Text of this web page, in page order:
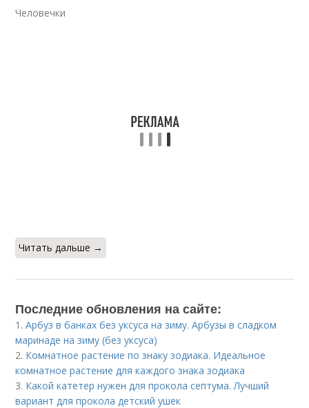
Человечки
Читать дальше →
Последние обновления на сайте:
1.Арбуз в банках без уксуса на зиму. Арбузы в сладком
маринаде на зиму (без уксуса)
2. Комнатное растение по знаку зодиака. Идеальное
комнатное растение для каждого знака зодиака
3. Какой катетер нужен для прокола септума. Лучший
вариант для прокола детский ушек